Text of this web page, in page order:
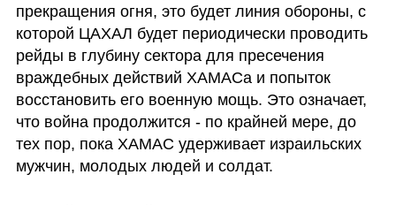
прекращения огня, это будет линия обороны, с
которой ЦАХАЛ будет периодически проводить
рейды в глубину сектора для пресечения
враждебных действий ХАМАСа и попыток
восстановить его военную мощь. Это означает,
что война продолжится - по крайней мере, до
тех пор, пока ХАМАС удерживает израильских
мужчин, молодых людей и солдат.